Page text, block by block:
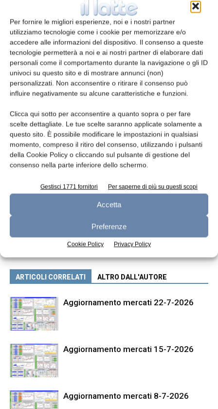
Per fornire le migliori esperienze, noi e i nostri partner
utilizziamo tecnologie come i cookie per memorizzare e/o
accedere alle informazioni del dispositivo. Il consenso a queste
tecnologie permetterà a noi e ai nostri partner di elaborare dati
personali come il comportamento durante la navigazione o gli ID
univoci su questo sito e di mostrare annunci (non)
personalizzati. Non acconsentire o ritirare il consenso può
influire negativamente su alcune caratteristiche e funzioni.
Clicca qui sotto per acconsentire a quanto sopra o per fare
scelte dettagliate. Le tue scelte saranno applicate solamente a
questo sito. È possibile modificare le impostazioni in qualsiasi
momento, compreso il ritiro del consenso, utilizzando i pulsanti
della Cookie Policy o cliccando sul pulsante di gestione del
consenso nella parte inferiore dello schermo.
Gestisci 1771 fornitori Per saperne di più su questi scopi
Accetta
Preferenze
Cookie Policy Privacy Policy
Tra giugno e luglio è in positivo la produzione
dei principali derivati lattieri: WMP +6,6%,
burro +2,2%, formaggio +1,9%, SMP +0,5%,
latte alimentare +3,9%; in controtendenza
panna (-1,2%) e latte concentrato (-0,9%).
Fonte: European Milk Market Observatory
TAGS dairy dashboard
Articolo precedente Articolo successivo
ARTICOLI CORRELATI ALTRO DALL'AUTORE
Aggiornamento mercati 22-7-2026
Aggiornamento mercati 15-7-2026
Aggiornamento mercati 8-7-2026